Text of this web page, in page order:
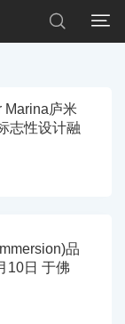


Marina庐米
志性设计融
品
10日 于佛